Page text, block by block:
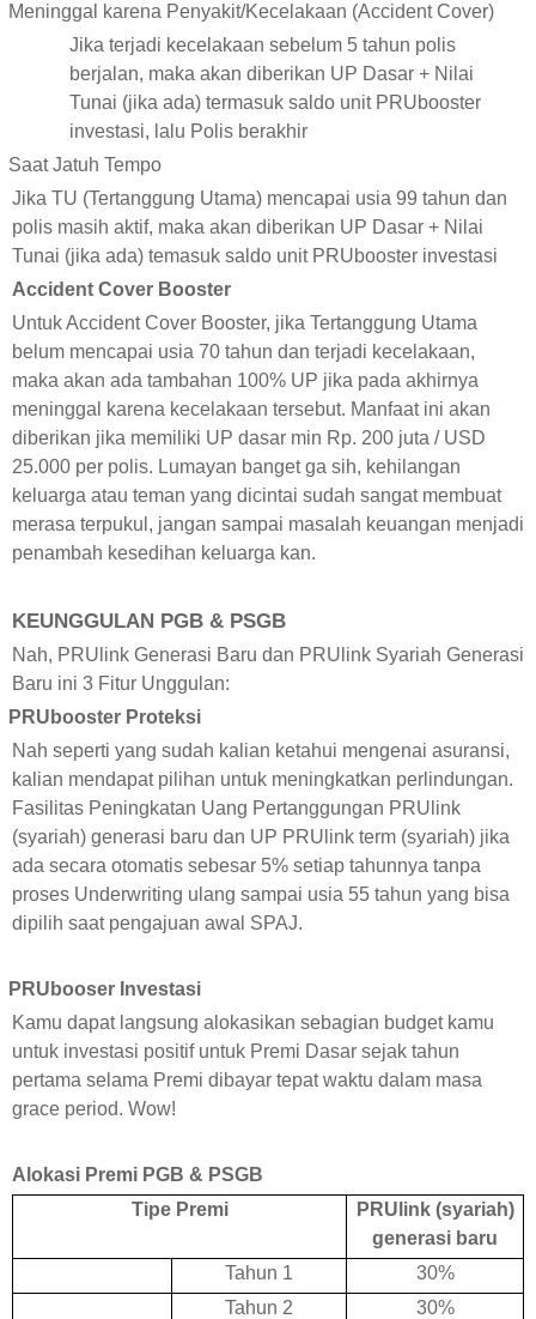
Meninggal karena Penyakit/Kecelakaan (Accident Cover)
Jika terjadi kecelakaan sebelum 5 tahun polis
berjalan, maka akan diberikan UP Dasar + Nilai
Tunai (jika ada) termasuk saldo unit PRUbooster
investasi, lalu Polis berakhir
Saat Jatuh Tempo
Jika TU (Tertanggung Utama) mencapai usia 99 tahun dan
polis masih aktif, maka akan diberikan UP Dasar + Nilai
Tunai (jika ada) temasuk saldo unit PRUbooster investasi
Accident Cover Booster
Untuk Accident Cover Booster, jika Tertanggung Utama
belum mencapai usia 70 tahun dan terjadi kecelakaan,
maka akan ada tambahan 100% UP jika pada akhirnya
meninggal karena kecelakaan tersebut. Manfaat ini akan
diberikan jika memiliki UP dasar min Rp. 200 juta / USD
25.000 per polis. Lumayan banget ga sih, kehilangan
keluarga atau teman yang dicintai sudah sangat membuat
merasa terpukul, jangan sampai masalah keuangan menjadi
penambah kesedihan keluarga kan.
KEUNGGULAN PGB & PSGB
Nah, PRUlink Generasi Baru dan PRUlink Syariah Generasi
Baru ini 3 Fitur Unggulan:
PRUbooster Proteksi
Nah seperti yang sudah kalian ketahui mengenai asuransi,
kalian mendapat pilihan untuk meningkatkan perlindungan.
Fasilitas Peningkatan Uang Pertanggungan PRUlink
(syariah) generasi baru dan UP PRUlink term (syariah) jika
ada secara otomatis sebesar 5% setiap tahunnya tanpa
proses Underwriting ulang sampai usia 55 tahun yang bisa
dipilih saat pengajuan awal SPAJ.
PRUbooser Investasi
Kamu dapat langsung alokasikan sebagian budget kamu
untuk investasi positif untuk Premi Dasar sejak tahun
pertama selama Premi dibayar tepat waktu dalam masa
grace period. Wow!
Alokasi Premi PGB & PSGB
Tipe Premi
PRUlink (syariah)
generasi baru
Tahun 1
30%
Tahun 2
30%